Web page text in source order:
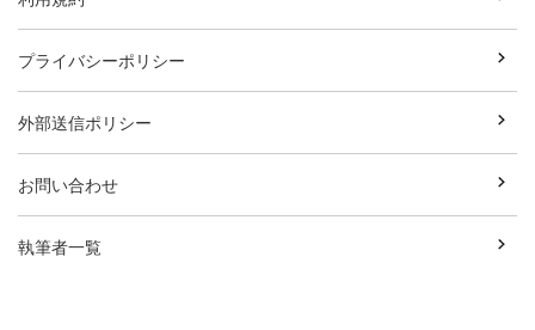
プライバシーポリシー
外部送信ポリシー
お問い合わせ
執筆者一覧